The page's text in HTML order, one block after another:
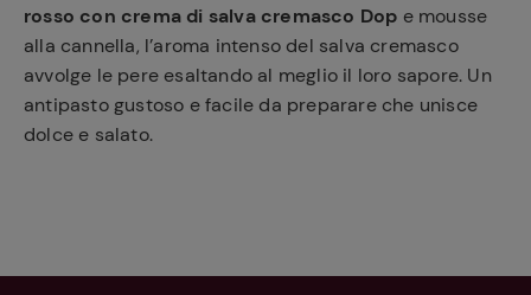
rosso con crema di salva cremasco Dop e mousse
alla cannella, l’aroma intenso del salva cremasco
avvolge le pere esaltando al meglio il loro sapore. Un
antipasto gustoso e facile da preparare che unisce
dolce e salato.